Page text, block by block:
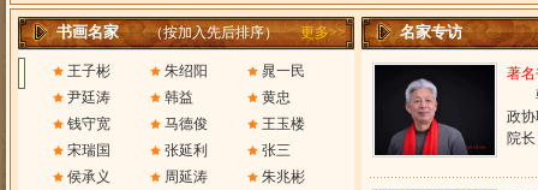
书画名家 （按加入先后排序） 更多>>
王子彬 朱绍阳
晁一民
尹廷涛
韩益
黄忠
钱守宽
马德俊
王玉楼
宋瑞国
张延利
张三
侯承义
周延涛
朱兆彬
名家专访
著
政
院